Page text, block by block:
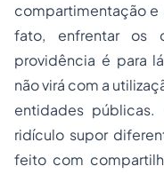
compartimentação e
fato, enfrentar os
providência é para
não virá com a
entidades públicas.
ridículo supor
feito com